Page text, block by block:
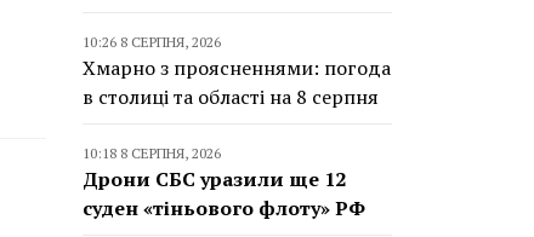
10:26 8 СЕРПНЯ, 2026
Хмарно з проясненнями: погода
в столиці та області на 8 серпня
10:18 8 СЕРПНЯ, 2026
Дрони СБС уразили ще 12
суден «тіньового флоту» РФ